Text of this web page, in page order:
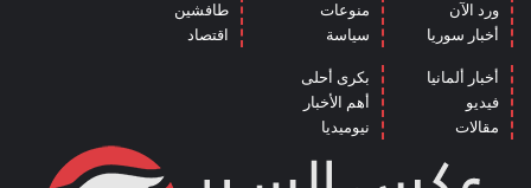
ورد الآن
أخبار سوريا
منوعات
سياسة
طافشين
اقتصاد
أخبار ألمانيا
فيديو
مقالات
بكرى أحلى
أهم الأخبار
نيوميديا